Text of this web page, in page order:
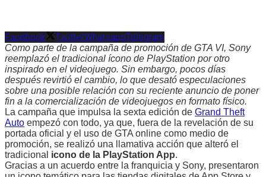
Facebook TwitterWhatsappTelegram
Como parte de la campaña de promoción de GTA VI, Sony
reemplazó el tradicional ícono de PlayStation por otro
inspirado en el videojuego. Sin embargo, pocos días
después revirtió el cambio, lo que desató especulaciones
sobre una posible relación con su reciente anuncio de poner
fin a la comercialización de videojuegos en formato físico.
La campaña que impulsa la sexta edición de Grand Theft
Auto empezó con todo, ya que, fuera de la revelación de su
portada oficial y el uso de GTA online como medio de
promoción, se realizó una llamativa acción que alteró el
tradicional icono de la PlayStation App.
Gracias a un acuerdo entre la franquicia y Sony, presentaron